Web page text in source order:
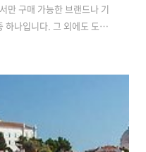
만 구매 가능한 브랜드나 기
하나입니다. 그 외에도 도시
겨 찾는 식료품점을 방문하
시장까지 바르셀로나에 방문
7곳을 소개합니다. 모두 다
락된다면 모두 방문하는 것
르셀로나 샹젤리제, 그라시
오션뷰, 마레마그넘야경 명